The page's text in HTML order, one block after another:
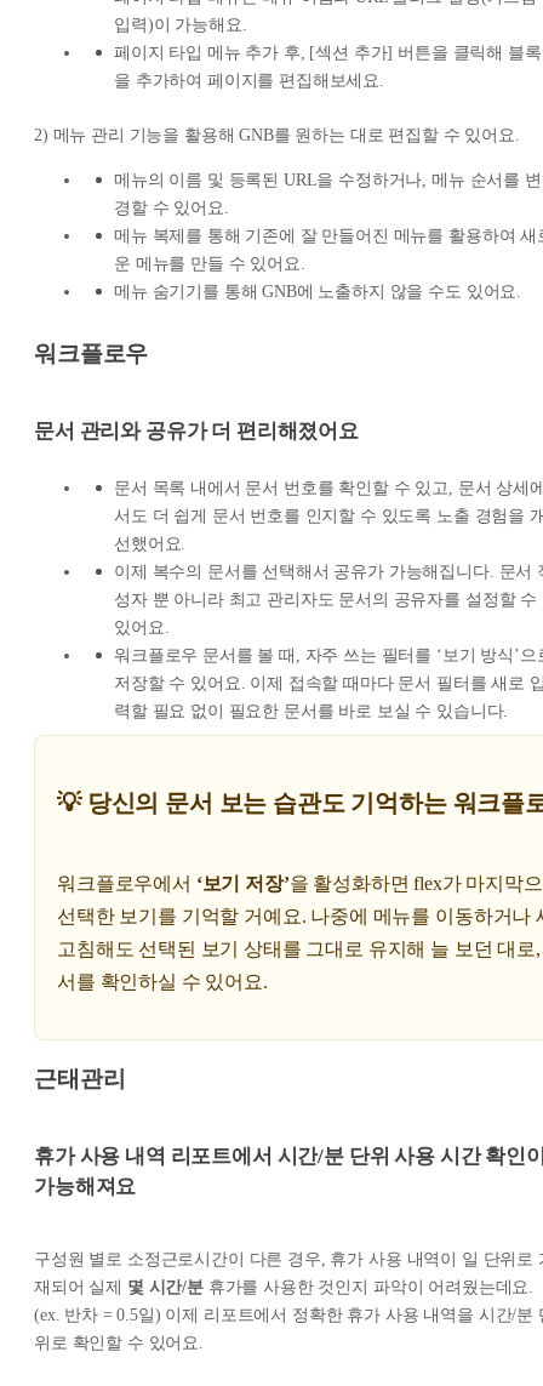
입력)이 가능해요.
페이지 타입 메뉴 추가 후, [섹션 추가] 버튼을 클릭해 블록
을 추가하여 페이지를 편집해보세요.
2) 메뉴 관리 기능을 활용해 GNB를 원하는 대로 편집할 수 있어요.
메뉴의 이름 및 등록된 URL을 수정하거나, 메뉴 순서를 변
경할 수 있어요.
메뉴 복제를 통해 기존에 잘 만들어진 메뉴를 활용하여 새
운 메뉴를 만들 수 있어요.
메뉴 숨기기를 통해 GNB에 노출하지 않을 수도 있어요.
워크플로우
문서 관리와 공유가 더 편리해졌어요
문서 목록 내에서 문서 번호를 확인할 수 있고, 문서 상세
서도 더 쉽게 문서 번호를 인지할 수 있도록 노출 경험을
선했어요.
이제 복수의 문서를 선택해서 공유가 가능해집니다. 문서
성자 뿐 아니라 최고 관리자도 문서의 공유자를 설정할 수
있어요.
워크플로우 문서를 볼 때, 자주 쓰는 필터를 ‘보기 방식’으
저장할 수 있어요. 이제 접속할 때마다 문서 필터를 새로
력할 필요 없이 필요한 문서를 바로 보실 수 있습니다.
💡 당신의 문서 보는 습관도 기억하는 워크플
워크플로우에서 ‘보기 저장’을 활성화하면 flex가 마지막
선택한 보기를 기억할 거예요. 나중에 메뉴를 이동하거나
고침해도 선택된 보기 상태를 그대로 유지해 늘 보던 대로
서를 확인하실 수 있어요.
근태관리
휴가 사용 내역 리포트에서 시간/분 단위 사용 시간 확인
가능해져요
구성원 별로 소정근로시간이 다른 경우, 휴가 사용 내역이 일 단위로
재되어 실제 몇 시간/분휴가를 사용한 것인지 파악이 어려웠는데요.
(ex. 반차 = 0.5일) 이제 리포트에서 정확한 휴가 사용 내역을 시간/분
위로 확인할 수 있어요.